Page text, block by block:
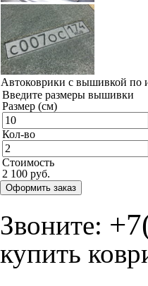
Автоковрики с вышивкой по
Введите размеры вышивки
Размер (см)
Кол-во
Стоимость
2 100 руб.
Оформить заказ
Звоните:
купить